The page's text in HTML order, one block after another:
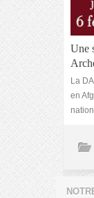
Une
La
en